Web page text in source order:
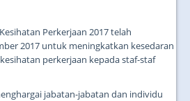
Perkerjaan 2017 telah
2017 untuk meningkatkan kesedaran
perkerjaan kepada staf-staf
jabatan-jabatan dan individu